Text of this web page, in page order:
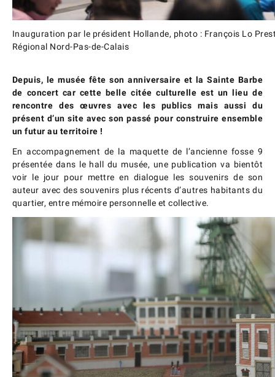
Inauguration par le président Hollande, photo : François Lo
Régional Nord-Pas-de-Calais
Depuis, le musée fête son anniversaire et la Sainte Barbe
de concert car cette belle citée culturelle est un lieu de
rencontre des œuvres avec les publics mais aussi du
présent d’un site avec son passé pour construire ensemble
un futur au territoire !
En accompagnement de la maquette de l’ancienne fosse 9
présentée dans le hall du musée, une publication va bientôt
voir le jour pour mettre en dialogue les souvenirs de son
auteur avec des souvenirs plus récents d’autres habitants du
quartier, entre mémoire personnelle et collective.